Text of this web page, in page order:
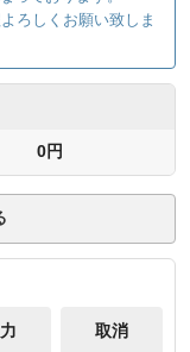
ろしくお願い致しま
0円